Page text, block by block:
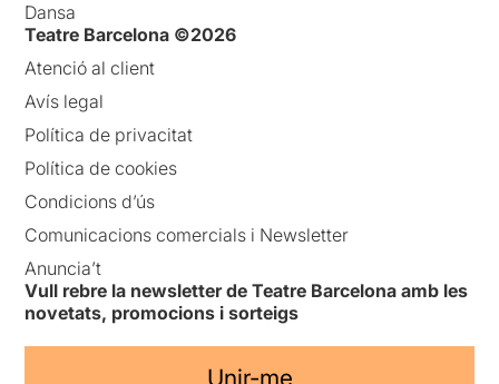
Dansa
Teatre Barcelona ©2026
Atenció al client
Avís legal
Política de privacitat
Política de cookies
Condicions d’ús
Comunicacions comercials i Newsletter
Anuncia’t
Vull rebre la newsletter de Teatre Barcelona amb les
novetats, promocions i sorteigs
Unir-me